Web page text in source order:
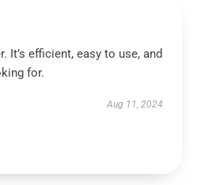
It’s efficient, easy to use, and
for.
Aug 11, 2024